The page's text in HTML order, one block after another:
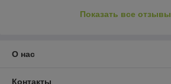
Показать все отзывы
О нас
Контакты